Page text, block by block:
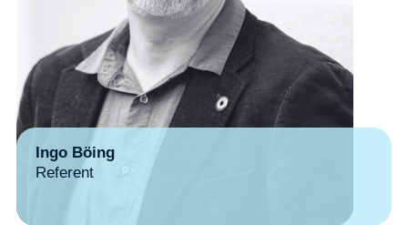
Ingo Böing
Referent